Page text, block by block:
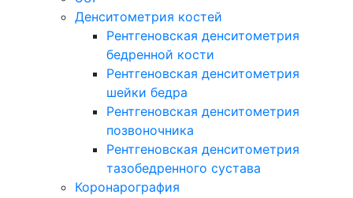
Денситометрия костей
Рентгеновская денситометрия
бедренной кости
Рентгеновская денситометрия
шейки бедра
Рентгеновская денситометрия
позвоночника
Рентгеновская денситометрия
тазобедренного сустава
Коронарография